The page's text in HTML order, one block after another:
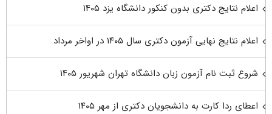
اعلام نتایج دکتری بدون کنکور دانشگاه یزد ۱۴۰۵
اعلام نتایج نهایی آزمون دکتری سال ۱۴۰۵ در اواخر مرداد
شروع ثبت نام آزمون زبان دانشگاه تهران شهریور ۱۴۰۵
اعطای ردا کارت به دانشجویان دکتری از مهر ۱۴۰۵